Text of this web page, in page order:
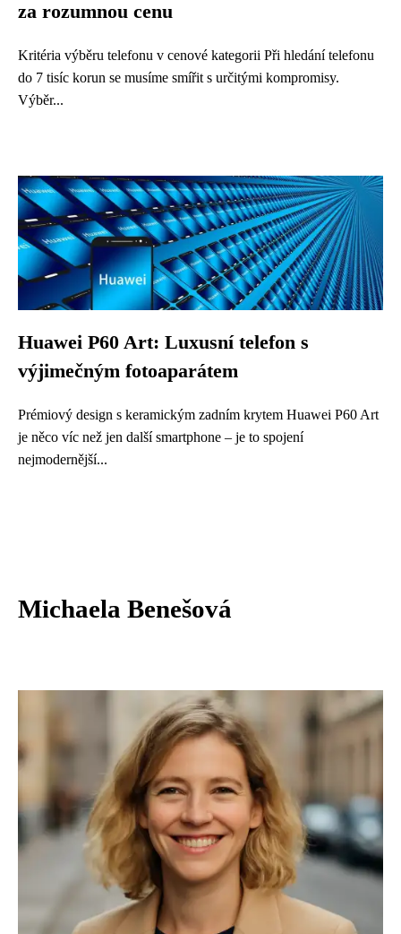
za rozumnou cenu
Kritéria výběru telefonu v cenové kategorii Při hledání telefonu
do 7 tisíc korun se musíme smířit s určitými kompromisy.
Výběr...
Huawei P60 Art: Luxusní telefon s
výjimečným fotoaparátem
Prémiový design s keramickým zadním krytem Huawei P60 Art
je něco víc než jen další smartphone – je to spojení
nejmodernější...
Michaela Benešová